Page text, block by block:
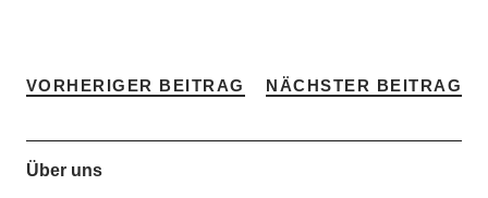
VORHERIGER BEITRAG NÄCHSTER BEITRAG
Über uns